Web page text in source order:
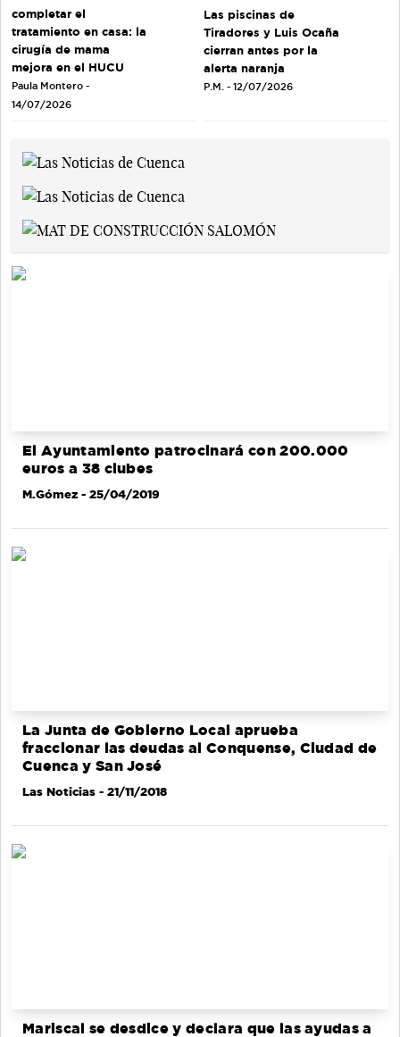
completar el
tratamiento en casa: la
cirugía de mama
mejora en el HUCU
Paula Montero -
14/07/2026
Las piscinas de
Tiradores y Luis Ocaña
cierran antes por la
alerta naranja
P.M. - 12/07/2026
El Ayuntamiento patrocinará con 200.000
euros a 38 clubes
M.Gómez - 25/04/2019
La Junta de Gobierno Local aprueba
fraccionar las deudas al Conquense, Ciudad de
Cuenca y San José
Las Noticias - 21/11/2018
Mariscal se desdice y declara que las ayudas a